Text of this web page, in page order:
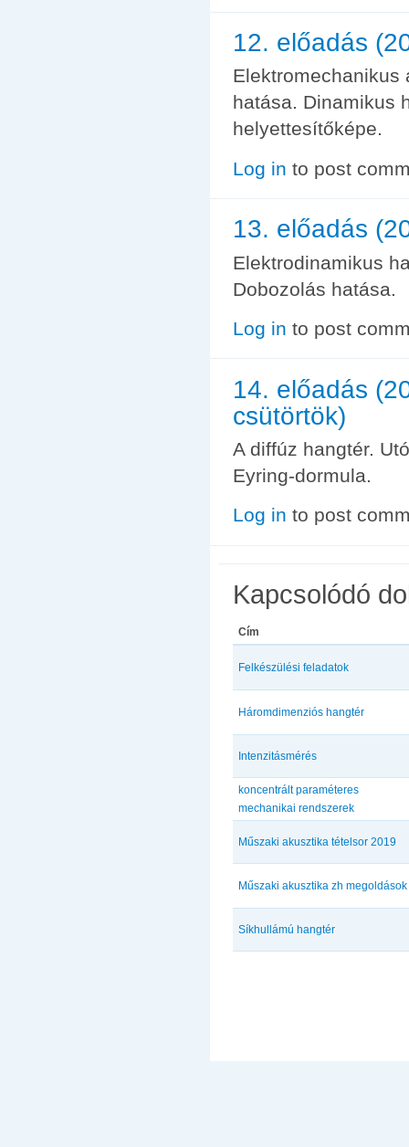
12. előadás
Elektromechanikus
hatása. Dinamikus
helyettesítőképe.
Log in to post
13. előadás
Elektrodinamikus
Dobozolás hatása.
Log in to post
14. előadás
csütörtök)
A diffúz hangtér.
Eyring-dormula.
Log in to post
Kapcsolódó
Cím
Felkészülési feladatok
Háromdimenziós hangtér
Intenzitásmérés
koncentrált paraméteres
mechanikai rendszerek
Műszaki akusztika tételsor 2019
Műszaki akusztika zh megoldások
Síkhullámú hangtér